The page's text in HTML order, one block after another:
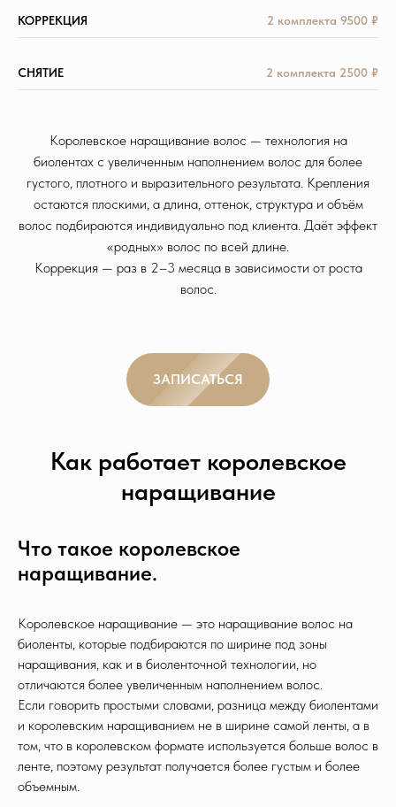
КОРРЕКЦИЯ 2 комплекта 9500 ₽
СНЯТИЕ 2 комплекта 2500 ₽
Королевское наращивание волос — технология на
биолентах с увеличенным наполнением волос для более
густого, плотного и выразительного результата. Крепления
остаются плоскими, а длина, оттенок, структура и объём
волос подбираются индивидуально под клиента. Даёт эффект
«родных» волос по всей длине.
Коррекция — раз в 2–3 месяца в зависимости от роста
волос.
ЗАПИСАТЬСЯ
Как работает королевское
наращивание
Что такое королевское
наращивание.
Королевское наращивание — это наращивание волос на
биоленты, которые подбираются по ширине под зоны
наращивания, как и в биоленточной технологии, но
отличаются более увеличенным наполнением волос.
Если говорить простыми словами, разница между биолентами
и королевским наращиванием не в ширине самой ленты, а в
том, что в королевском формате используется больше волос в
ленте, поэтому результат получается более густым и более
объемным.